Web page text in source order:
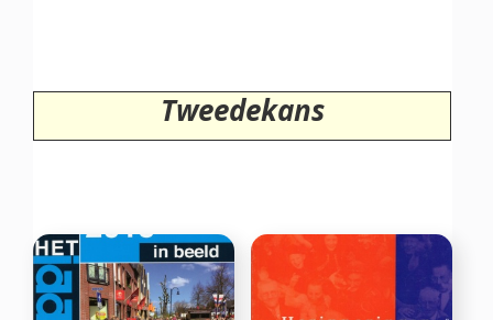
Tweedekans